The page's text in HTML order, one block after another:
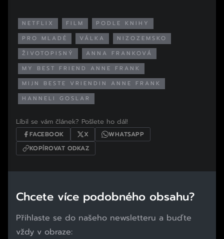
NETFLIX FILM
PODLE KNIHY
PRO MLADÉ
VÁLKA
NIZOZEMSKO
ŽIVOTOPISNÝ
ANNA FRANKOVÁ
MY BEST FRIEND ANNE FRANK
MIJN BESTE VRIENDIN ANNE FRANK
HANNELI GOSLAR
Líbil se vám článek? Pošlete ho dál!
FACEBOOK X
WHATSAPP
KOPÍROVAT ODKAZ
Chcete více podobného obsahu?
Přihlaste se do našeho newsletteru a buďte
vždy v obraze: